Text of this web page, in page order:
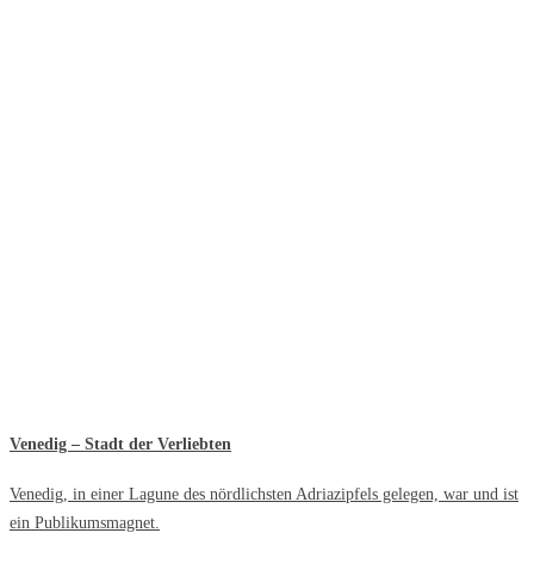
Venedig – Stadt der Verliebten
Venedig, in einer Lagune des nördlichsten Adriazipfels gelegen, war und ist
ein Publikumsmagnet.